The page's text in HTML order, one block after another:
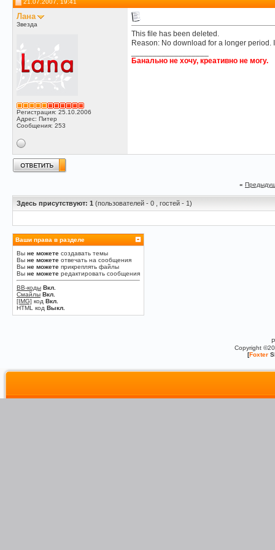
21.07.2007, 19:41
Лана
Звезда
Регистрация: 25.10.2006
Адрес: Питер
Сообщения: 253
This file has been deleted.
Reason: No download for a longer period.
Банально не хочу, креативно не могу.
«
Здесь присутствуют: 1 (пользователей - 0 , гостей - 1)
Ваши права в разделе
Вы не можете создавать темы
Вы не можете отвечать на сообщения
Вы не можете прикреплять файлы
Вы не можете редактировать сообщения
BB-коды Вкл.
Смайлы Вкл.
[IMG] код Вкл.
HTML код Выкл.
Copyright
[Foxter